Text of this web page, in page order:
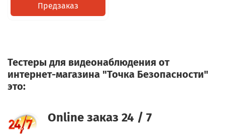
Предзаказ
Тестеры для видеонаблюдения от
интернет-магазина "Точка Безопасности"
это:
Online заказ 24 / 7